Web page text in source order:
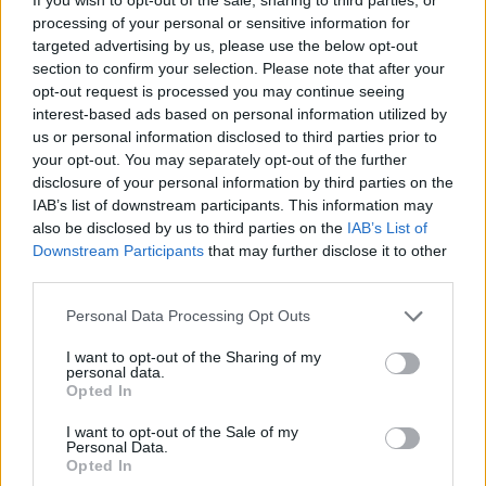
processing of your personal or sensitive information for
targeted advertising by us, please use the below opt-out
section to confirm your selection. Please note that after your
opt-out request is processed you may continue seeing
interest-based ads based on personal information utilized by
us or personal information disclosed to third parties prior to
your opt-out. You may separately opt-out of the further
disclosure of your personal information by third parties on the
IAB’s list of downstream participants. This information may
also be disclosed by us to third parties on the IAB’s List of
Downstream Participants that may further disclose it to other
Personal Data Processing Opt Outs
I want to opt-out of the Sharing of my
personal data.
Opted In
I want to opt-out of the Sale of my
Personal Data.
Opted In
Comentari:
Deseu el meu nom, el correu electrònic i el lloc web en
Captcha5 + 3 = ?
characters